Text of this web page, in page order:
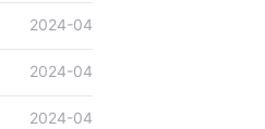
2024-04
2024-04
2024-04